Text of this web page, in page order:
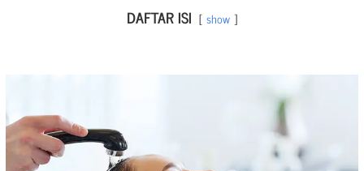
DAFTAR ISI show